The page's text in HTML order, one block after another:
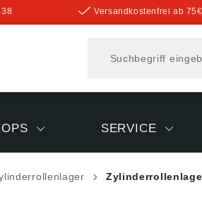
Versandkostenfrei ab 75€
SERVICE